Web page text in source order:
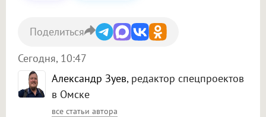
Александр Зуев, редактор спецпроектов
в Омске
все статьи автора
Сегодня, 10:47
Поделиться